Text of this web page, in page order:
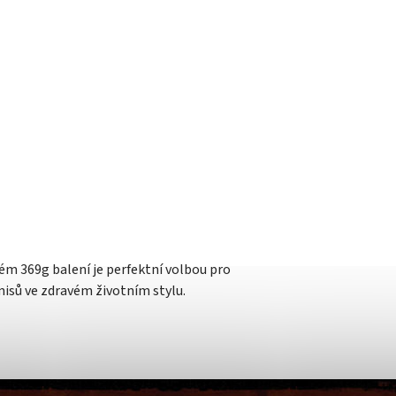
369g balení je perfektní volbou pro
ve zdravém životním stylu.